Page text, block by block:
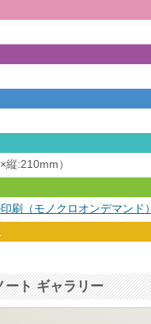
:210mm）
刷（モノクロオンデマンド）
ート ギャラリー